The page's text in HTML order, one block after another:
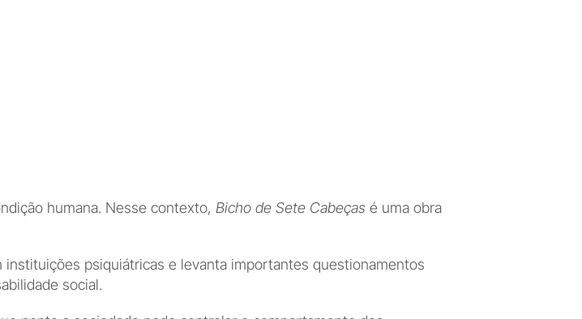
humana. Nesse contexto, Bicho de Sete Cabeças é uma obra
psiquiátricas e levanta importantes questionamentos
social.